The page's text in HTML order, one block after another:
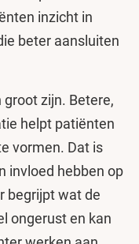
inzicht in
beter aansluiten
zijn. Betere,
helpt patiënten
vormen. Dat is
invloed hebben op
begrijpt wat de
ongerust en kan